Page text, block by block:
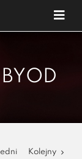
Kolejny